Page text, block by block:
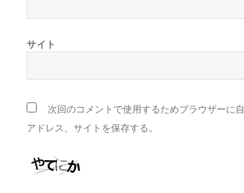
サイト
次回のコメントで使用するためブラウザーに
アドレス、サイトを保存する。